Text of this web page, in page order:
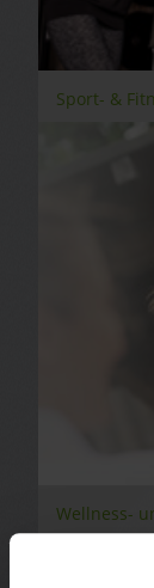
Sport- &
Wellness-